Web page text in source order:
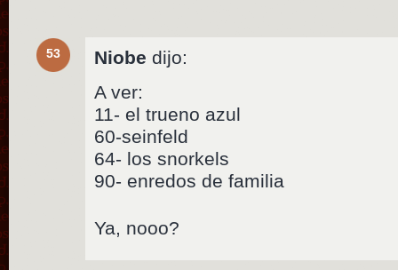
53 Niobe dijo:
A ver:
11- el trueno azul
60-seinfeld
64- los snorkels
90- enredos de familia
Ya, nooo?